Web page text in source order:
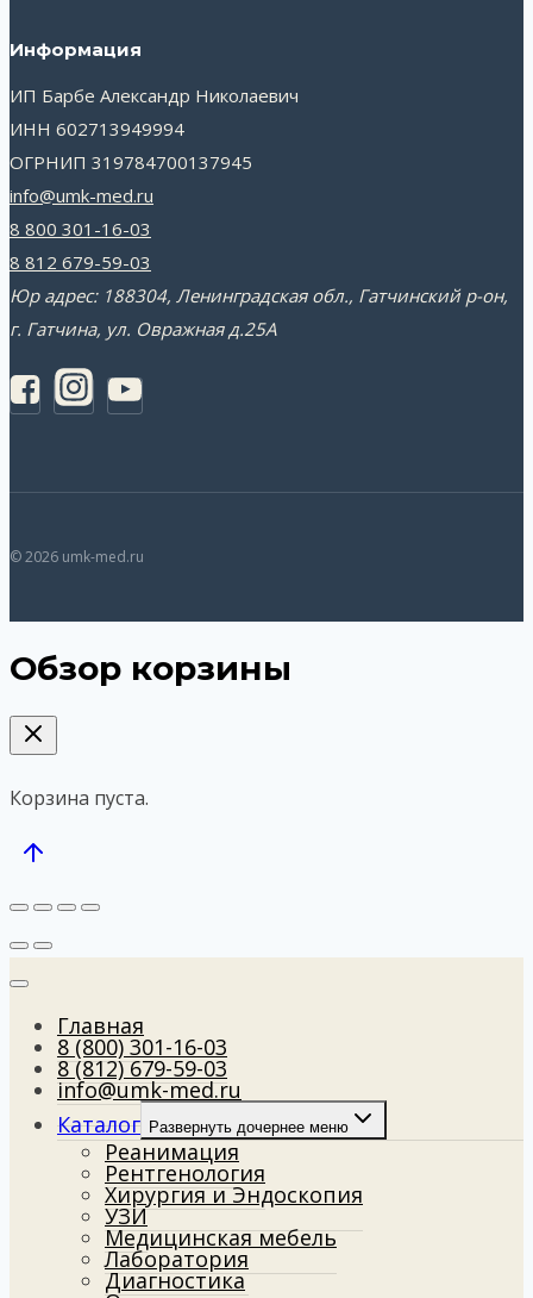
Информация
ИП Барбе Александр Николаевич
ИНН 602713949994
ОГРНИП 319784700137945
info@umk-med.ru
8 800 301-16-03
8 812 679-59-03
Юр адрес: 188304, Ленинградская обл., Гатчинский р-он,
г. Гатчина, ул. Овражная д.25А
© 2026 umk-med.ru
Обзор корзины
Корзина пуста.
Главная
8 (800) 301-16-03
8 (812) 679-59-03
info@umk-med.ru
Каталог Развернуть дочернее меню
Реанимация
Рентгенология
Хирургия и Эндоскопия
УЗИ
Медицинская мебель
Лаборатория
Диагностика